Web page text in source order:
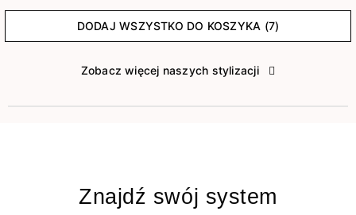
DODAJ WSZYSTKO DO KOSZYKA (7)
Zobacz więcej naszych stylizacji
Znajdź swój system